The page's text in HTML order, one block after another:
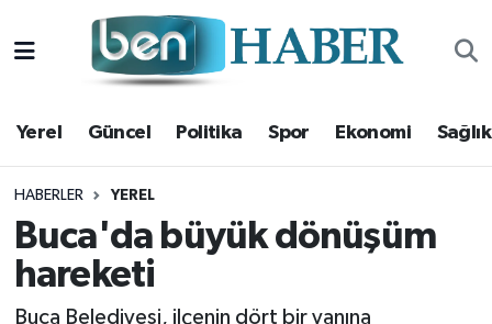
Yerel Güncel Politika Spor Ekonomi Sağlık
HABERLER YEREL
Buca'da büyük dönüşüm
hareketi
Buca Belediyesi, ilçenin dört bir yanına
Yerel
Güncel
Politika
Spor
Ekonomi
Hava Durumu
Trafik Durumu
Süper Lig Puan Durumu ve Fikstür
Tüm Manşetler
Son Dakika Haberleri